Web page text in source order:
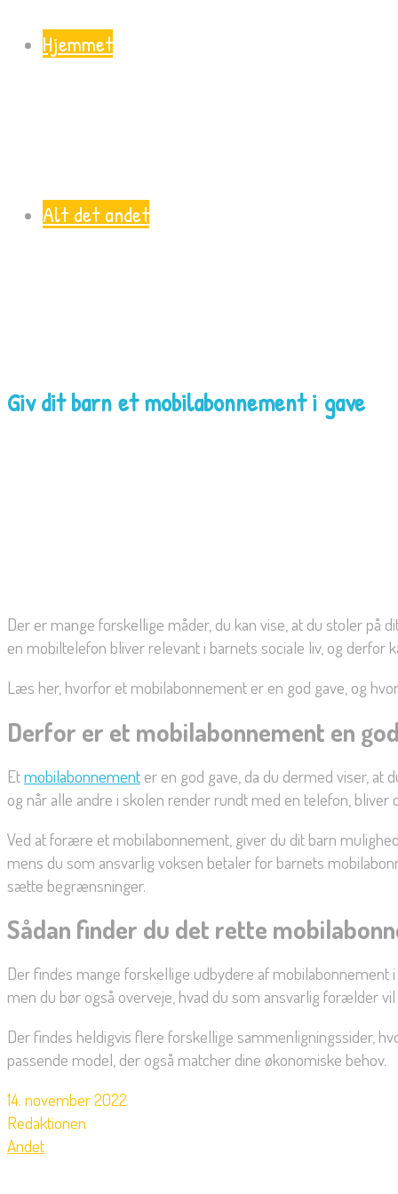
Hjemmet
Alt det andet
Giv dit barn et mobilabonnement i gave
Der er mange forskellige måder, du kan vise, at du stoler
en mobiltelefon bliver relevant i barnets sociale liv, og
Læs her, hvorfor et mobilabonnement er en god gave, og
Derfor er et mobilabonnement en
Etmobilabonnement er en god gave, da du dermed viser, at
og når alle andre i skolen render rundt med en telefon,
Ved at forære et mobilabonnement, giver du dit barn
mens du som ansvarlig voksen betaler for barnets
sætte begrænsninger.
Sådan finder du det rette
Der findes mange forskellige udbydere af
men du bør også overveje, hvad du som ansvarlig forælder vil
Der findes heldigvis flere forskellige sammenligningssider,
passende model, der også matcher dine økonomiske behov.
14. november 2022
Redaktionen
Andet